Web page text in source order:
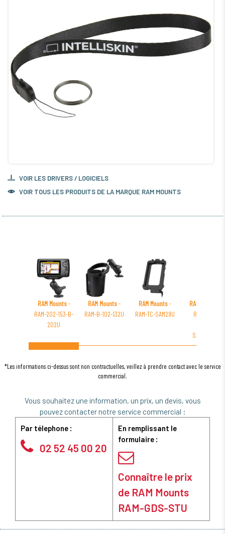
VOIR LES DRIVERS / LOGICIELS
VOIR TOUS LES PRODUITS DE LA MARQUE RAM MOUNTS
RAM Mounts-
RAM-202-153-B-
202U
RAM Mounts-
RAM-B-102-132U
RAM Mounts-
RAM-TC-SAM29U
RAM Mounts
RAM-GDS-
SAM78CPU
*Les informations ci-dessus sont non contractuelles, veillez à prendre contact avec le service
commercial.
Vous souhaitez une information, un prix, un devis, vous
pouvez contacter notre service commercial :
Par télephone :
02 52 45 00 20
En remplissant le
formulaire :
Connaître le prix
de RAM Mounts
RAM-GDS-STU